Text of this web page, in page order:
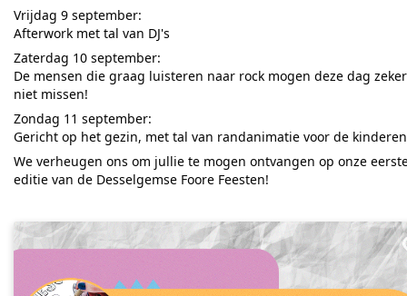
Vrijdag 9 september:
Afterwork met tal van DJ's
Zaterdag 10 september:
De mensen die graag luisteren naar rock mogen deze dag zeker
niet missen!
Zondag 11 september:
Gericht op het gezin, met tal van randanimatie voor de
We verheugen ons om jullie te mogen ontvangen op onze
editie van de Desselgemse Foore Feesten!